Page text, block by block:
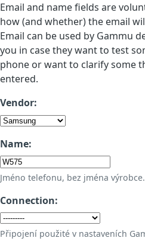
Email and name fields are
how (and whether) the email
Email can be used by Gammu
you in case they want to test
phone or want to clarify some
entered.
Vendor:
Name:
Jméno telefonu, bez jména výrobce.
Connection:
Připojení použité v nastaveních